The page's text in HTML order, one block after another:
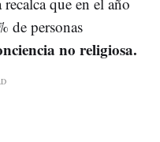
de personas
no religiosa.